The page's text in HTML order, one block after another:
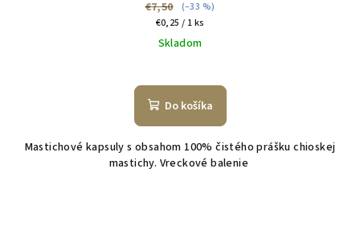
€7,50
(–33 %)
Jednotková
cena:
€0,25 / 1 ks
Skladom
Do košíka
Mastichové kapsuly s obsahom 100% čistého prášku chioskej
mastichy. Vreckové balenie